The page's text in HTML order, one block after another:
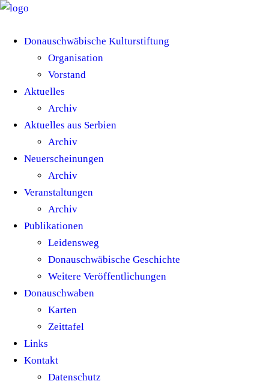
Donauschwäbische Kulturstiftung
Organisation
Vorstand
Aktuelles
Archiv
Aktuelles aus Serbien
Archiv
Neuerscheinungen
Archiv
Veranstaltungen
Archiv
Publikationen
Leidensweg
Donauschwäbische Geschichte
Weitere Veröffentlichungen
Donauschwaben
Karten
Zeittafel
Links
Kontakt
Datenschutz